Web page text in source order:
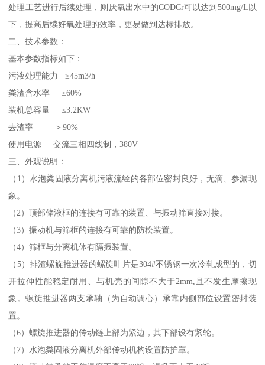
处理工艺进行后续处理，则厌氧出水中的CODCr可以达到500mg/L以
下，提高后续好氧处理的效率，更易做到达标排放。
二、技术参数：
基本参数指标如下：
污液处理能力 ≥45m3/h
粪渣含水率 ≤60%
装机总容量 ≤3.2KW
去渣率 ＞90%
使用电源 交流三相四线制，380V
三、外观说明：
（1）水泡粪固液分离机污液流经的各部位密封良好，无滴、参漏现
象。
（2）顶部储液框的连接有可靠的装置、与振动筛直接对接。
（3）振动机与筛框的连接有可靠的防松装置。
（4）筛框与分离机体有隔振装置。
（5）排渣螺旋推进器的螺旋叶片是304#不锈钢一次冷轧成型的，切
开拉伸性能稳定耐用、与机壳的间隙不大于2mm,且不发生摩擦现
象。螺旋推进器两支承轴（为自动调心）承靠内侧部位设置密封装
置。
（6）螺旋推进器的传动链上部为紧边，其下部设有紧轮。
（7）水泡粪固液分离机外部传动机构设置防护罩。